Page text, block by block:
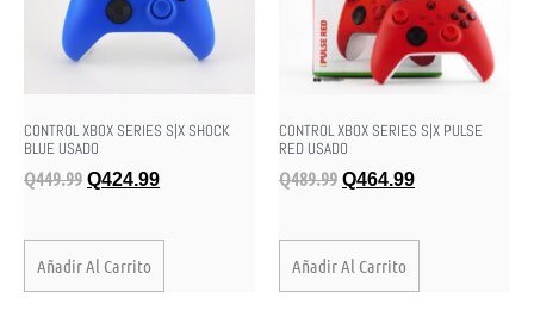
CONTROL XBOX SERIES S|X SHOCK
BLUE USADO
Q449.99 Q424.99
Añadir Al Carrito
CONTROL XBOX SERIES S|X PULSE
RED USADO
Q489.99 Q464.99
Añadir Al Carrito